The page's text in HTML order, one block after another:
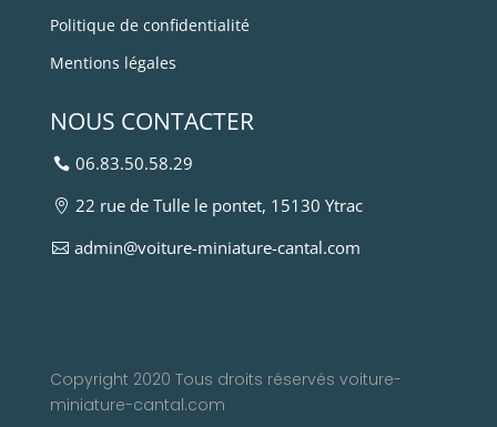
Politique de confidentialité
Mentions légales
NOUS CONTACTER
06.83.50.58.29
22 rue de Tulle le pontet, 15130 Ytrac
admin@voiture-miniature-cantal.com
Copyright 2020 Tous droits réservés voiture-
miniature-cantal.com